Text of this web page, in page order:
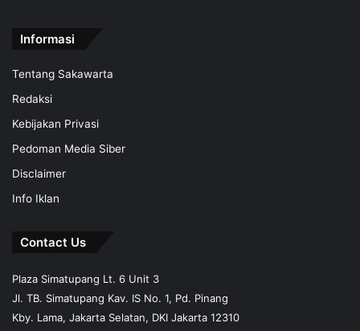
Informasi
Tentang Sakawarta
Redaksi
Kebijakan Privasi
Pedoman Media Siber
Disclaimer
Info Iklan
Contact Us
Plaza Simatupang Lt. 6 Unit 3
Jl. TB. Simatupang Kav. IS No. 1, Pd. Pinang
Kby. Lama, Jakarta Selatan, DKI Jakarta 12310